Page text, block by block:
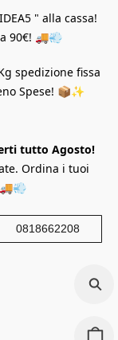
" alla cassa!
90€! 🚚💨
spedizione fissa
Spese! 📦✨
tutto Agosto!
Ordina i tuoi
0818662208